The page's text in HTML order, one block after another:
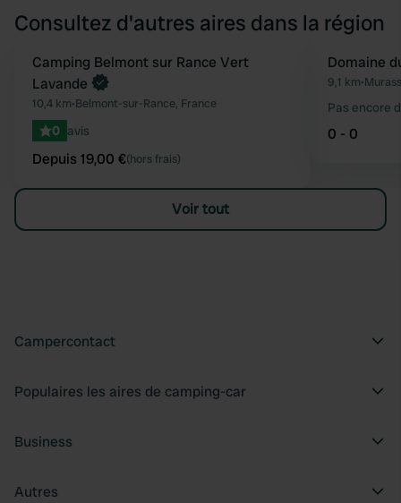
Consultez d'autres aires dans la région
Préféré
Reserve maintenant
Camping Belmont sur Rance Vert
Lavande
10,4 km•Belmont-sur-Rance, France
0 avis
Depuis 19,00 €(hors frais)
Domaine
9,1 km•
Pas encore
0 - 0
Voir tout
Campercontact
Populaires les aires de camping-car
Business
Autres